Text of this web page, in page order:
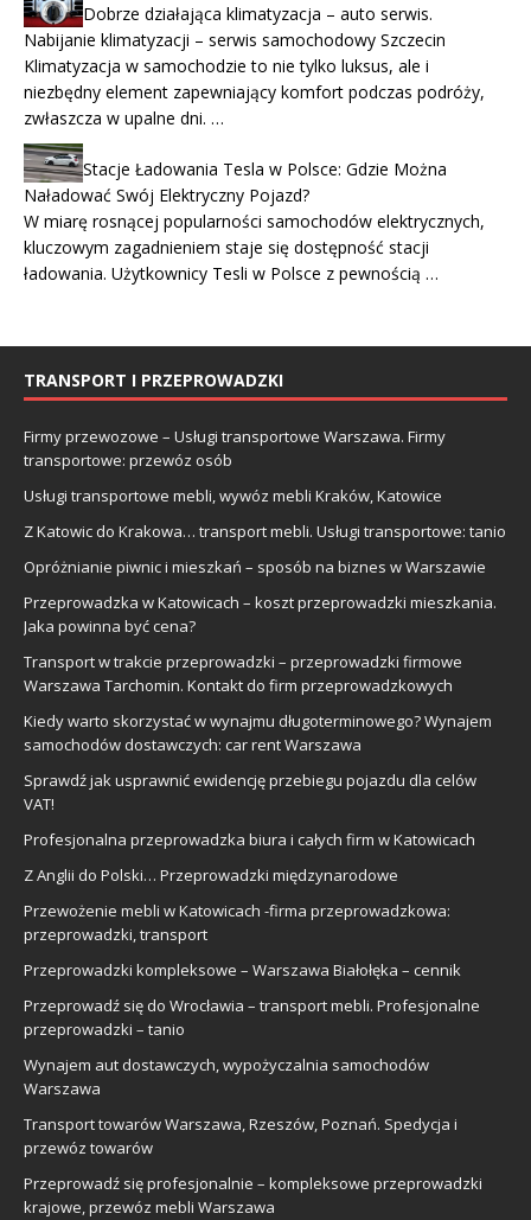
Dobrze działająca klimatyzacja – auto serwis.
Nabijanie klimatyzacji – serwis samochodowy Szczecin
Klimatyzacja w samochodzie to nie tylko luksus, ale i
niezbędny element zapewniający komfort podczas podróży,
zwłaszcza w upalne dni. …
Stacje Ładowania Tesla w Polsce: Gdzie Można
Naładować Swój Elektryczny Pojazd?
W miarę rosnącej popularności samochodów elektrycznych,
kluczowym zagadnieniem staje się dostępność stacji
ładowania. Użytkownicy Tesli w Polsce z pewnością …
TRANSPORT I PRZEPROWADZKI
Firmy przewozowe – Usługi transportowe Warszawa. Firmy
transportowe: przewóz osób
Usługi transportowe mebli, wywóz mebli Kraków, Katowice
Z Katowic do Krakowa… transport mebli. Usługi transportowe: tanio
Opróżnianie piwnic i mieszkań – sposób na biznes w Warszawie
Przeprowadzka w Katowicach – koszt przeprowadzki mieszkania.
Jaka powinna być cena?
Transport w trakcie przeprowadzki – przeprowadzki firmowe
Warszawa Tarchomin. Kontakt do firm przeprowadzkowych
Kiedy warto skorzystać w wynajmu długoterminowego? Wynajem
samochodów dostawczych: car rent Warszawa
Sprawdź jak usprawnić ewidencję przebiegu pojazdu dla celów
VAT!
Profesjonalna przeprowadzka biura i całych firm w Katowicach
Z Anglii do Polski… Przeprowadzki międzynarodowe
Przewożenie mebli w Katowicach -firma przeprowadzkowa:
przeprowadzki, transport
Przeprowadzki kompleksowe – Warszawa Białołęka – cennik
Przeprowadź się do Wrocławia – transport mebli. Profesjonalne
przeprowadzki – tanio
Wynajem aut dostawczych, wypożyczalnia samochodów
Warszawa
Transport towarów Warszawa, Rzeszów, Poznań. Spedycja i
przewóz towarów
Przeprowadź się profesjonalnie – kompleksowe przeprowadzki
krajowe, przewóz mebli Warszawa